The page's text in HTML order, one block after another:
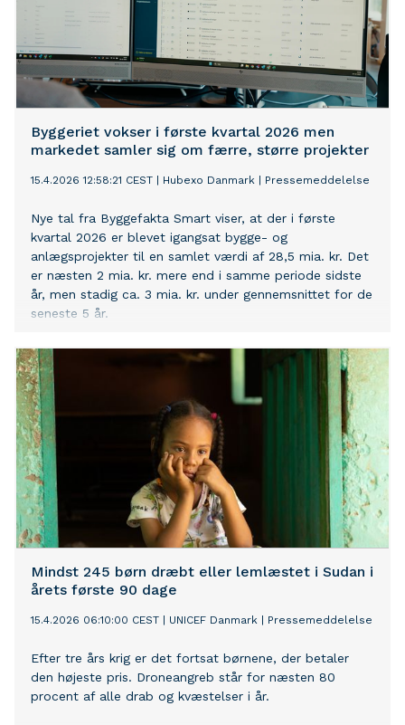
Byggeriet vokser i første kvartal 2026 men
markedet samler sig om færre, større projekter
15.4.2026 12:58:21 CEST Hubexo Danmark Pressemeddelelse
Nye tal fra Byggefakta Smart viser, at der i første
kvartal 2026 er blevet igangsat bygge- og
anlægsprojekter til en samlet værdi af 28,5 mia. kr. Det
er næsten 2 mia. kr. mere end i samme periode sidste
år, men stadig ca. 3 mia. kr. under gennemsnittet for de
seneste 5 år.
Mindst 245 børn dræbt eller lemlæstet i Sudan i
årets første 90 dage
15.4.2026 06:10:00 CEST UNICEF Danmark Pressemeddelelse
Efter tre års krig er det fortsat børnene, der betaler
den højeste pris. Droneangreb står for næsten 80
procent af alle drab og kvæstelser i år.